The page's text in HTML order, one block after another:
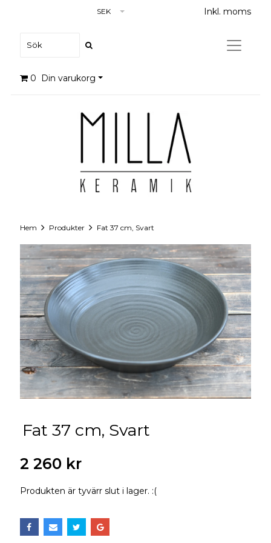
SEK Inkl. moms
0 Din varukorg
Hem Produkter Fat 37 cm, Svart
Fat 37 cm, Svart
2 260 kr
Produkten är tyvärr slut i lager. :(